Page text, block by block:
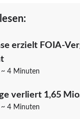
erzielt FOIA-
~ 4 Minuten
verliert 1,65
~ 4 Minuten